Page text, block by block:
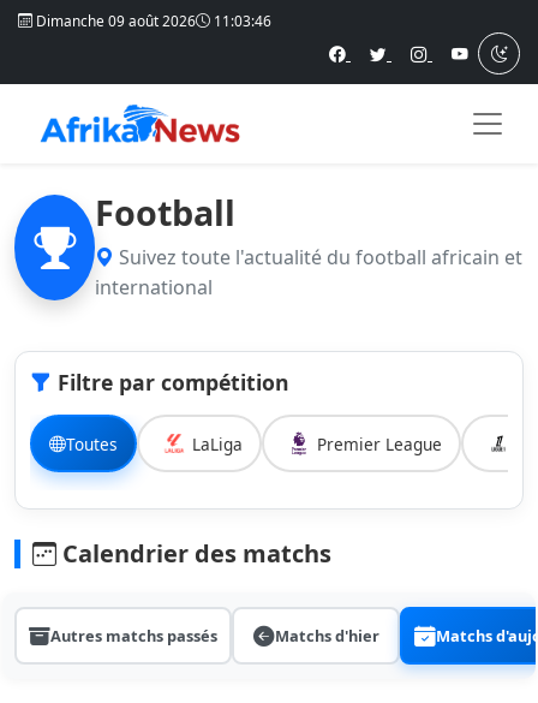
Dimanche 09 août 2026 11:03:47
Football
Suivez toute l'actualité du football africain et
international
Filtre par compétition
Toutes LaLiga Premier League
Calendrier des matchs
Autres matchs passés Matchs d'hier Matchs